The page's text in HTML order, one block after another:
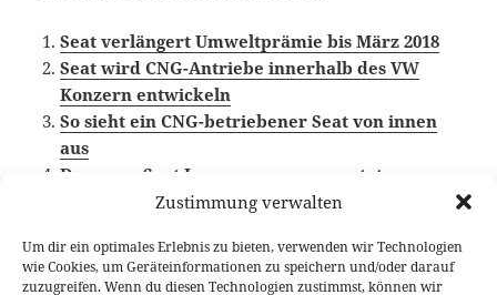
Zustimmung verwalten
Um dir ein optimales Erlebnis zu bieten, verwenden wir Technologien
wie Cookies, um Geräteinformationen zu speichern und/oder darauf
zuzugreifen. Wenn du diesen Technologien zustimmst, können wir
Seat verlängert Umweltprämie bis März 2018
Seat wird CNG-Antriebe innerhalb des VW
Konzern entwickeln
So sieht ein CNG-betriebener Seat von innen
aus
Der neue Seat Leon: was uns erwartet
Veröffentlicht
9. Februar 2018 Autor
Fabian Meßner Kategorien
News Schlagwörter
Alternative